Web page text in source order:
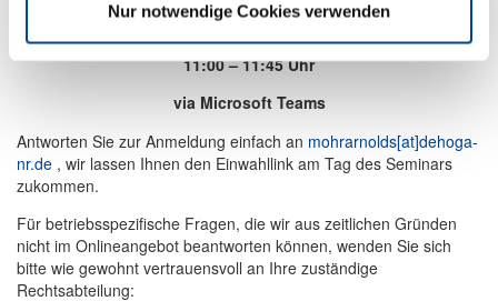
Nur notwendige Cookies verwenden
Montag, 13.10.2025
11:00 – 11:45 Uhr
via Microsoft Teams
Antworten Sie zur Anmeldung einfach an mohrarnolds​[at]​dehoga-
nr.de , wir lassen Ihnen den Einwahllink am Tag des Seminars
zukommen.
Für betriebsspezifische Fragen, die wir aus zeitlichen Gründen
nicht im Onlineangebot beantworten können, wenden Sie sich
bitte wie gewohnt vertrauensvoll an Ihre zuständige
Rechtsabteilung: